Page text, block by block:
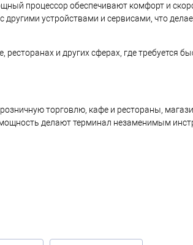
процессор обеспечивают комфорт и
устройствами и сервисами, что
и других сферах, где требуется
торговлю, кафе и рестораны,
делают терминал незаменимым